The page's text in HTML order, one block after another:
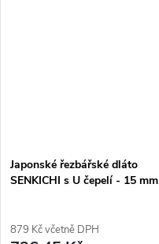
Japonské řezbářské dláto
SENKICHI s U čepelí - 15 mm
879 Kč včetně DPH